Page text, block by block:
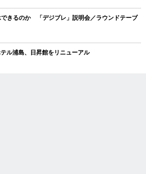
きるのか 「デジブレ」説明会／ラウンドテーブ
ル浦島、日昇館をリニューアル